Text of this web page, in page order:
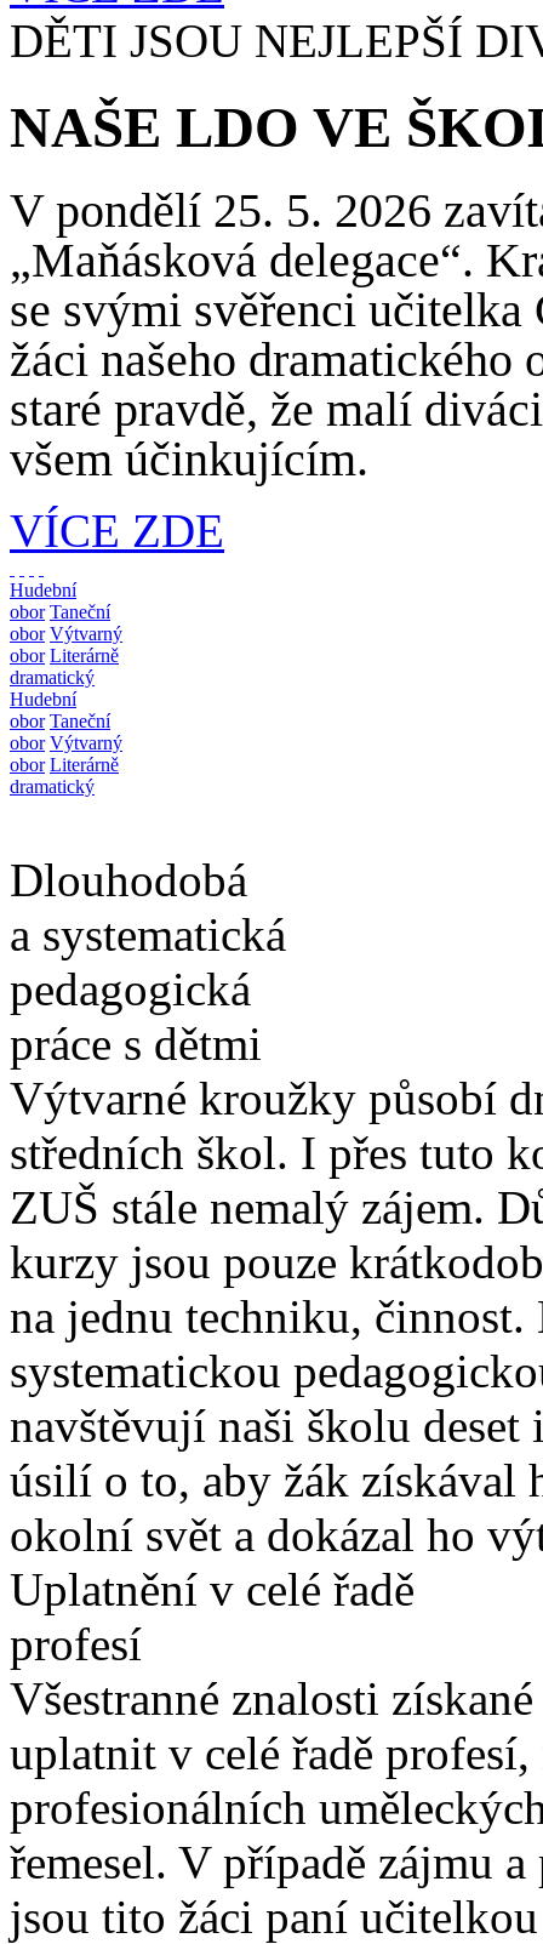
DĚTI JSOU NEJLEPŠÍ
NAŠE LDO VE
V pondělí 25. 5. 2026
„Maňásková delegace“.
se svými svěřenci učitelka
žáci našeho dramatického
staré pravdě, že malí
všem účinkujícím.
VÍCE ZDE
Hudební
obor Taneční
obor Výtvarný
obor Literárně
dramatický
Hudební
obor Taneční
obor Výtvarný
obor Literárně
dramatický
Dlouhodobá
a systematická
pedagogická
práce s dětmi
Výtvarné kroužky působí
středních škol. I přes tuto
ZUŠ stále nemalý zájem.
kurzy jsou pouze
na jednu techniku,
systematickou
navštěvují naši školu
úsilí o to, aby žák získával
okolní svět a dokázal ho
Uplatnění v celé řadě
profesí
Všestranné znalosti
uplatnit v celé řadě
profesionálních
řemesel. V případě zájmu
jsou tito žáci paní